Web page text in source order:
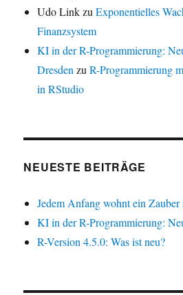
Udo LinkzuExponentielles
Finanzsystem
KI in der R-Programmierung:
Dresden zuR-Programmierung
in RStudio
NEUESTE BEITRÄGE
Jedem Anfang wohnt ein
KI in der R-Programmierung:
R-Version 4.5.0: Was ist neu?